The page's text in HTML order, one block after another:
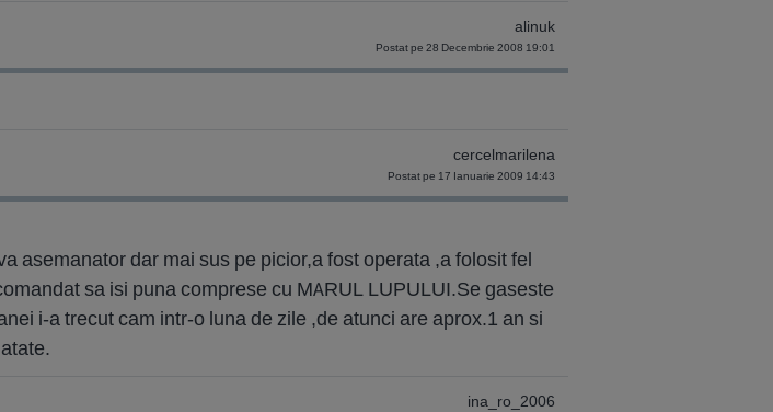
alinuk
Postat pe 28 Decembrie 2008 19:01
cercelmarilena
Postat pe 17 Ianuarie 2009 14:43
asemanator dar mai sus pe picior,a fost operata ,a folosit fel
sa isi puna comprese cu MARUL LUPULUI.Se gaseste
i-a trecut cam intr-o luna de zile ,de atunci are aprox.1 an si
ina_ro_2006